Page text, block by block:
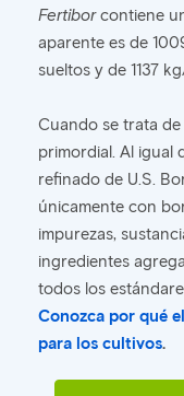
Fertiborcontiene
aparente es de
sueltos y de 1137
Cuando se trata
primordial. Al igual
refinado de U.S.
únicamente con
impurezas,
ingredientes
todos los
Conozca por qué
para los cultivos.